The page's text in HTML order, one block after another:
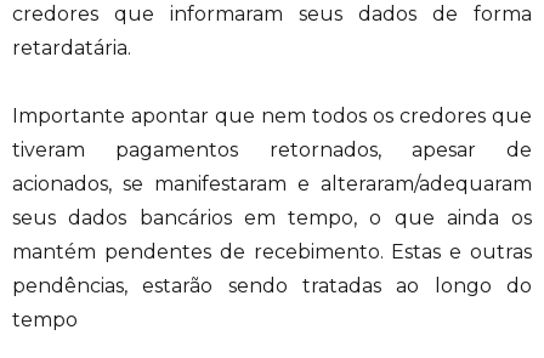
credores que informaram seus dados de forma
retardatária.
Importante apontar que nem todos os credores que
tiveram pagamentos retornados, apesar de
acionados, se manifestaram e alteraram/adequaram
seus dados bancários em tempo, o que ainda os
mantém pendentes de recebimento. Estas e outras
pendências, estarão sendo tratadas ao longo do
tempo